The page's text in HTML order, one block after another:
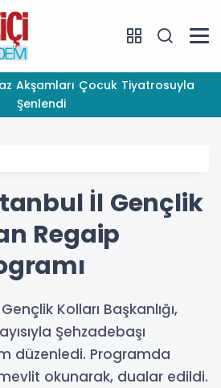
Şenlendi
İl Gençlik
Regaip
Kolları Başkanlığı,
Şehzadebaşı
düzenledi. Programda
okunarak, dualar edildi.